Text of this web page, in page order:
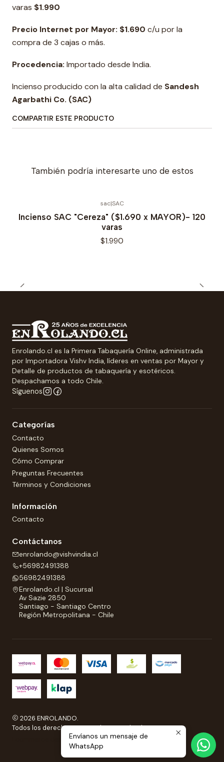
varas $1.990
Precio Internet por Mayor: $1.690 c/u por la
compra de 3 cajas o más.
Procedencia: Importado desde India.
Incienso producido con la alta calidad de Sandesh
Agarbathi Co. (SAC)
COMPARTIR ESTE PRODUCTO
También podría interesarte uno de estos
sac|SAC
Incienso SAC "Cereza" ($1.690 x MAYOR)- 120
varas
$1.990
Enrolando.cl es la Primera Tabaquería Online, administrada
por Importadora Vishv India, líderes en ventas por Mayor y
Detalle de productos de tabaquería y esotéricos.
Despachamos a todo Chile.
Síguenos
Categorías
Contacto
Quienes Somos
Cómo Comprar
Preguntas Frecuentes
Términos y Condiciones
Información
Contacto
Contáctanos
enrolando@vishvindia.cl
+56982491388
56982491388
Enrolando.cl | Sucursal
Av Sazie 2850
Santiago - Santiago Centro
Región Metropolitana - Chile
2026 ENROLANDO.
Todos los derechos reservados a Enrolando..
Ecommerce desarrollado porSitestore.cl
Envíanos un mensaje de
WhatsApp